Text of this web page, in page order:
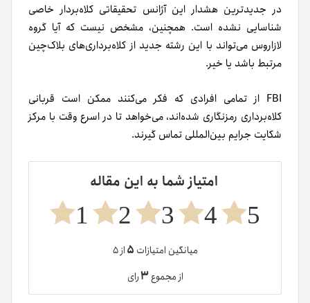
در جدیدترین هشدار این آژانس تحقیقاتی کلاه‌بردار خاصی
شناسایی نشده است. همچنین، مشخص نیست که آیا گروه
لازاروس می‌تواند با این رشته جدید از کلاه‌برداری‌های بلاک‌چین
مرتبط باشد یا خیر.
FBI از تمامی افرادی که فکر می‌کنند ممکن است قربانی
کلاه‌برداری رمزنگاری شده‌اند، می‌خواهد تا در اسرع‌ وقت با مرکز
شکایت جرایم بین‌المللی تماس گیرند.
امتیاز شما به این مقاله
5
4
3
2
1
میانگین امتیازات ۵از ۵
از مجموع۳رای